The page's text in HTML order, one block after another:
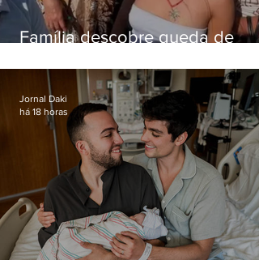
Família descobre queda de
enquanto aguardava segundo
voo
Jornal Daki
há 18 horas